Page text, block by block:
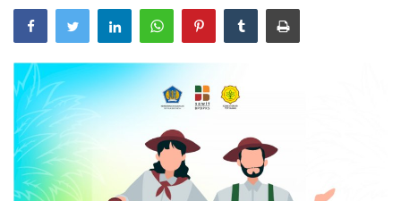
Program Layanan
Berita
Pengumuman
Tentang Sawit
Riset
Hubungi Kami